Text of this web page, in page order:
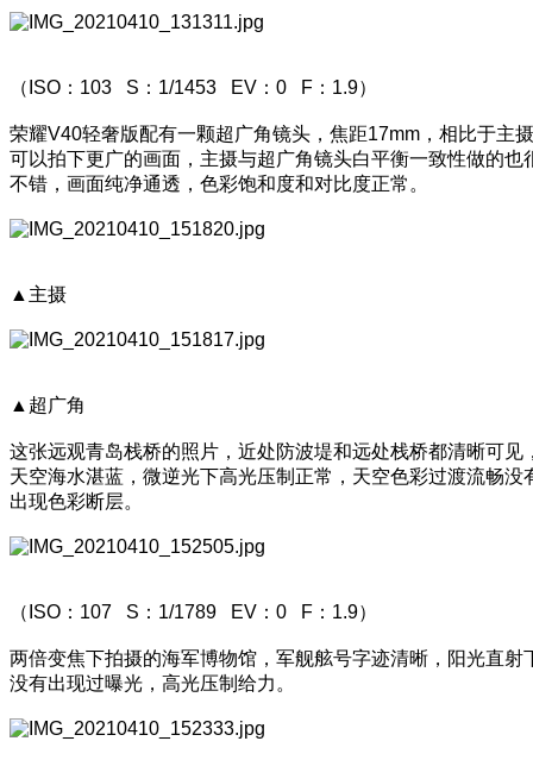
（ISO：103 S：1/1453 EV：0 F：1.9）
荣耀V40轻奢版配有一颗超广角镜头，焦距17mm，相比于主摄
可以拍下更广的画面，主摄与超广角镜头白平衡一致性做的也
不错，画面纯净通透，色彩饱和度和对比度正常。
▲主摄
▲超广角
这张远观青岛栈桥的照片，近处防波堤和远处栈桥都清晰可见
天空海水湛蓝，微逆光下高光压制正常，天空色彩过渡流畅没
出现色彩断层。
（ISO：107 S：1/1789 EV：0 F：1.9）
两倍变焦下拍摄的海军博物馆，军舰舷号字迹清晰，阳光直射
没有出现过曝光，高光压制给力。